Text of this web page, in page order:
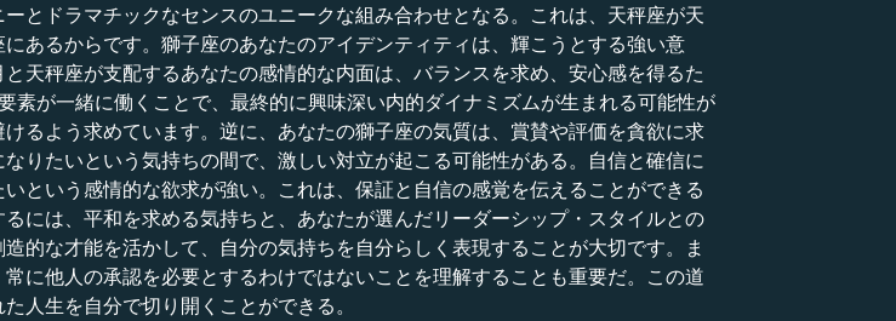
とドラマチックなセンスのユニークな組み合わせとなる。これは、天秤座が天
あるからです。獅子座のあなたのアイデンティティは、輝こうとする強い意
天秤座が支配するあなたの感情的な内面は、バランスを求め、安心感を得るた
が一緒に働くことで、最終的に興味深い内的ダイナミズムが生まれる可能性が
るよう求めています。逆に、あなたの獅子座の気質は、賞賛や評価を貪欲に求
りたいという気持ちの間で、激しい対立が起こる可能性がある。自信と確信に
という感情的な欲求が強い。これは、保証と自信の感覚を伝えることができる
には、平和を求める気持ちと、あなたが選んだリーダーシップ・スタイルとの
的な才能を活かして、自分の気持ちを自分らしく表現することが大切です。ま
に他人の承認を必要とするわけではないことを理解することも重要だ。この道
人生を自分で切り開くことができる。